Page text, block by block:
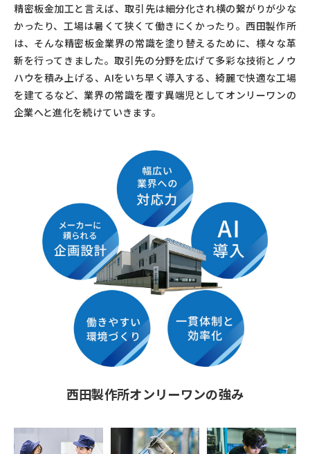
精密板金加工と言えば、取引先は細分化され横の繋がりが少な
かったり、工場は暑くて狭くて働きにくかったり。西田製作所
は、そんな精密板金業界の常識を塗り替えるために、様々な革
新を行ってきました。取引先の分野を広げて多彩な技術とノウ
ハウを積み上げる、AIをいち早く導入する、綺麗で快適な工場
を建てるなど、業界の常識を覆す異端児としてオンリーワンの
企業へと進化を続けていきます。
西田製作所オンリーワンの強み